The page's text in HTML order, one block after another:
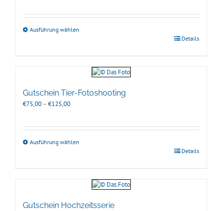
€95,00
Ausführung wählen
Details
Gutschein Tier-Fotoshooting
€75,00– €125,00Preisspanne:
€125,00
Ausführung wählen
Details
Gutschein Hochzeitsserie